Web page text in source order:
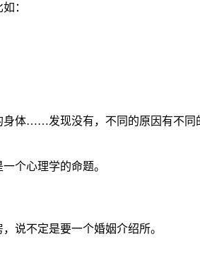
：
体……发现没有，不同的原因有不
个心理学的命题。
说不定是要一个婚姻介绍所。